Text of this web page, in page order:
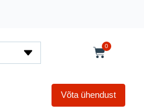
0
Võta ühendust